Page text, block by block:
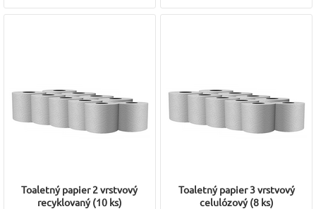
Toaletný papier 2 vrstvový
recyklovaný (10 ks)
Toaletný papier 3 vrstvový
celulózový (8 ks)